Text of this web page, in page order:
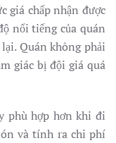
giá chấp nhận được
nổi tiếng của quán
Quán không phải
giác bị đội giá quá
phù hợp hơn khi đi
và tính ra chi phí